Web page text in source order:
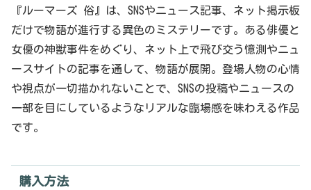
『ルーマーズ 俗』は、SNSやニュース記事、ネット掲示板
だけで物語が進行する異色のミステリーです。ある俳優と
女優の神獣事件をめぐり、ネット上で飛び交う憶測やニュ
ースサイトの記事を通して、物語が展開。登場人物の心情
や視点が一切描かれないことで、SNSの投稿やニュースの
一部を目にしているようなリアルな臨場感を味わえる作品
です。
購入方法